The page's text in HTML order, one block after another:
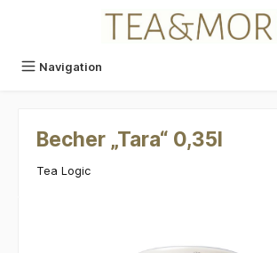
Navigation
Becher „Tara“ 0,35l
Tea Logic